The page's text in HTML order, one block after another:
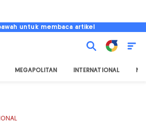
untuk membaca artikel
MEGAPOLITAN INTERNATIONAL